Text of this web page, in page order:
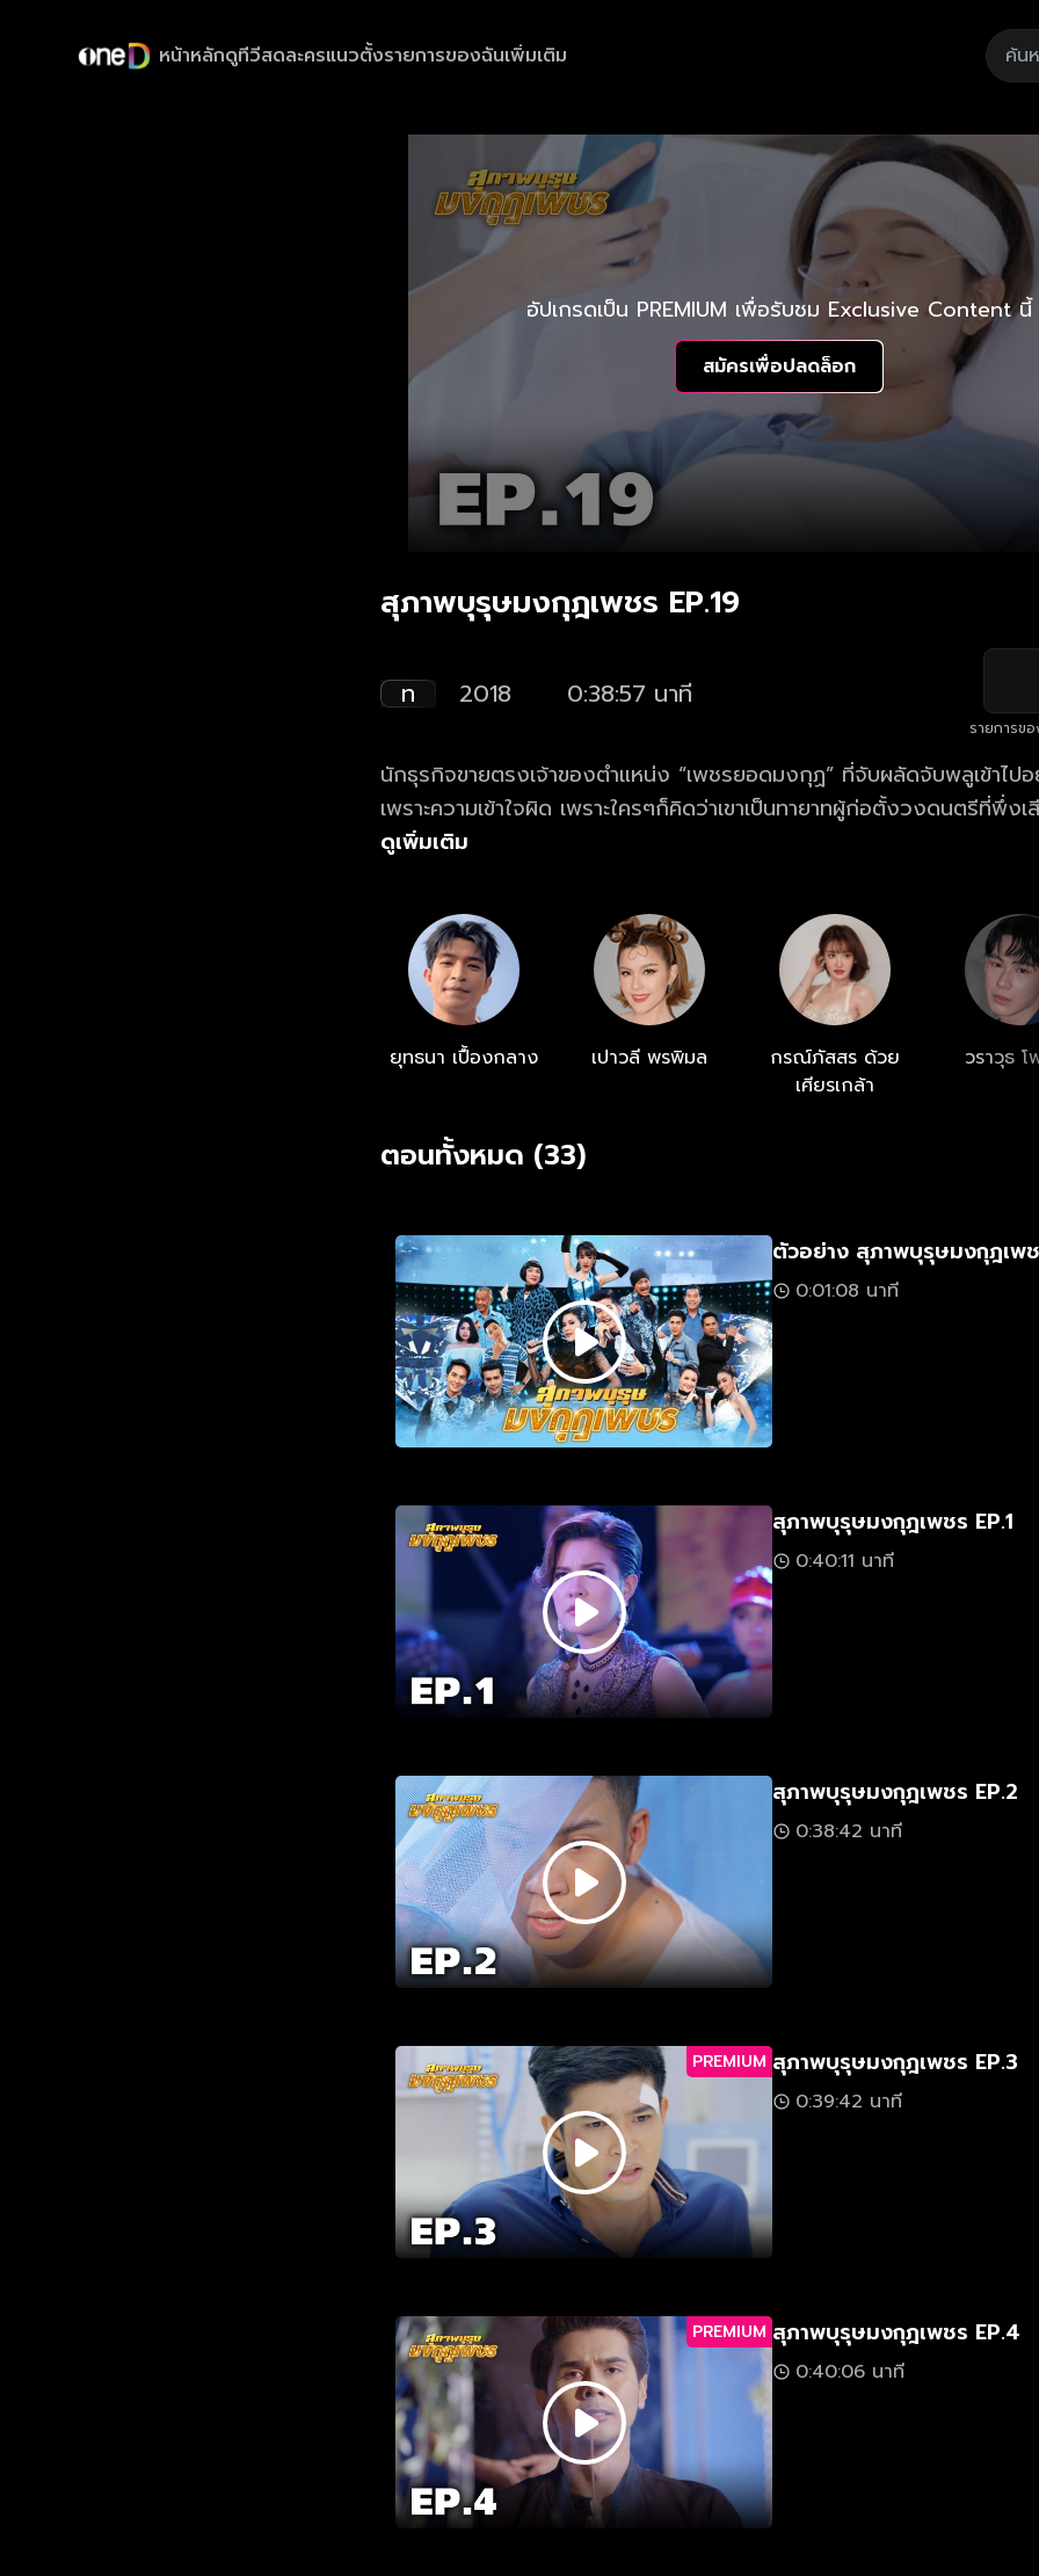
หน้าหลักดูทีวีสดละครแนวตั้งรายการของฉันเพิ่มเติม
อัปเกรดเป็น PREMIUM เพื่อรับชม Exclusive Content นี้
สมัครเพื่อปลดล็อก
สุภาพบุรุษมงกุฎเพชร EP.19
ท 2018 0:38:57 นาที
รายการข
นักธุรกิจขายตรงเจ้าของตำแหน่ง “เพชรยอดมงกุฏ” ที่จับผลัดจับพลูเข้าไป
เพราะความเข้าใจผิด เพราะใครๆก็คิดว่าเขาเป็นทายาทผู้ก่อตั้งวงดนตรีที่พึ่ง
เรื่องราวกลับไม่ง่ายอย่างที่คิด เมื่อจู่ๆ ทายาทตัวจริงได้ปรากฏตัวขึ้น!!
ดูเพิ่มเติม
ยุทธนา เปื้องกลาง เปาวลี พรพิมล
กรณ์ภัสสร ด้วย
เศียรเกล้า
วราวุธ
ตอนทั้งหมด (33)
ตัวอย่าง สุภาพบุรุษมงกุฎเพ
0:01:08 นาที
สุภาพบุรุษมงกุฎเพชร EP.1
0:40:11 นาที
สุภาพบุรุษมงกุฎเพชร EP.2
0:38:42 นาที
PREMIUM สุภาพบุรุษมงกุฎเพชร EP.3
0:39:42 นาที
PREMIUM สุภาพบุรุษมงกุฎเพชร EP.4
0:40:06 นาที